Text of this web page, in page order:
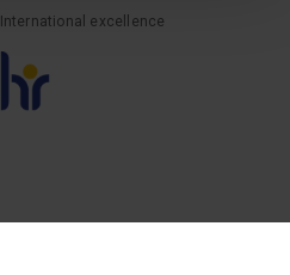
International excellence